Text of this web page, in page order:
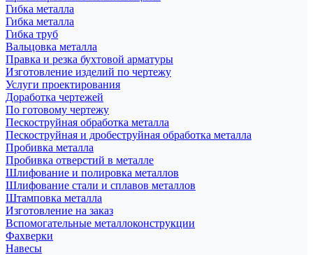
Гибка металла
Гибка металла
Гибка труб
Вальцовка металла
Правка и резка бухтовой арматуры
Изготовление изделий по чертежу
Услуги проектирования
Доработка чертежей
По готовому чертежу
Пескоструйная обработка металла
Пескоструйная и дробеструйная обработка металла
Пробивка металла
Пробивка отверстий в металле
Шлифование и полировка металлов
Шлифование стали и сплавов металлов
Штамповка металла
Изготовление на заказ
Вспомогательные металлоконструкции
Фахверки
Навесы